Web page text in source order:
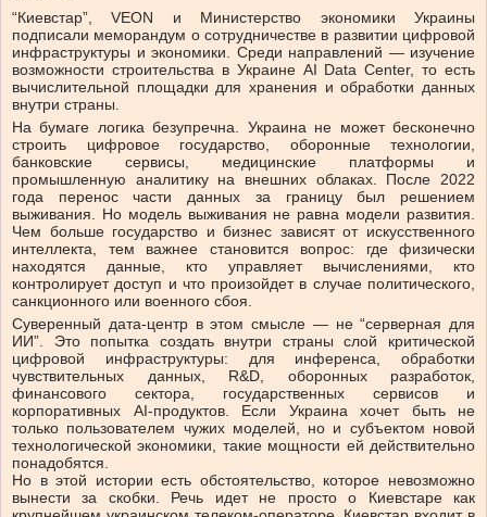
“Киевстар”, VEON и Министерство экономики Украины
подписали меморандум о сотрудничестве в развитии цифровой
инфраструктуры и экономики. Среди направлений — изучение
возможности строительства в Украине AI Data Center, то есть
вычислительной площадки для хранения и обработки данных
внутри страны.
На бумаге логика безупречна. Украина не может бесконечно
строить цифровое государство, оборонные технологии,
банковские сервисы, медицинские платформы и
промышленную аналитику на внешних облаках. После 2022
года перенос части данных за границу был решением
выживания. Но модель выживания не равна модели развития.
Чем больше государство и бизнес зависят от искусственного
интеллекта, тем важнее становится вопрос: где физически
находятся данные, кто управляет вычислениями, кто
контролирует доступ и что произойдет в случае политического,
санкционного или военного сбоя.
Суверенный дата-центр в этом смысле — не “серверная для
ИИ”. Это попытка создать внутри страны слой критической
цифровой инфраструктуры: для инференса, обработки
чувствительных данных, R&D, оборонных разработок,
финансового сектора, государственных сервисов и
корпоративных AI-продуктов. Если Украина хочет быть не
только пользователем чужих моделей, но и субъектом новой
технологической экономики, такие мощности ей действительно
понадобятся.
Но в этой истории есть обстоятельство, которое невозможно
вынести за скобки. Речь идет не просто о Киевстаре как